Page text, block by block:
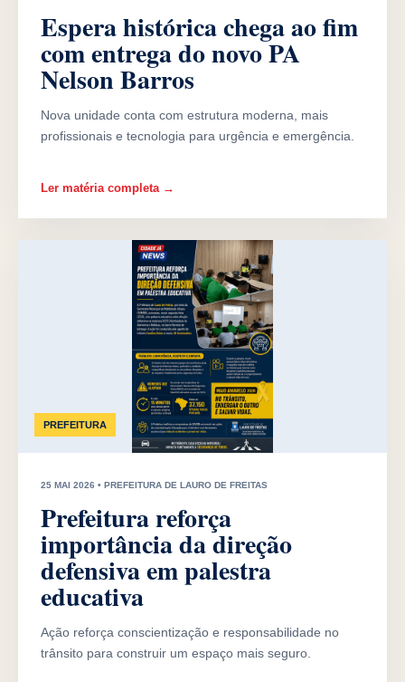
Espera histórica chega ao fim
com entrega do novo PA
Nelson Barros
Nova unidade conta com estrutura moderna, mais
profissionais e tecnologia para urgência e emergência.
Ler matéria completa →
PREFEITURA
25 MAI 2026 • PREFEITURA DE LAURO DE FREITAS
Prefeitura reforça
importância da direção
defensiva em palestra
educativa
Ação reforça conscientização e responsabilidade no
trânsito para construir um espaço mais seguro.